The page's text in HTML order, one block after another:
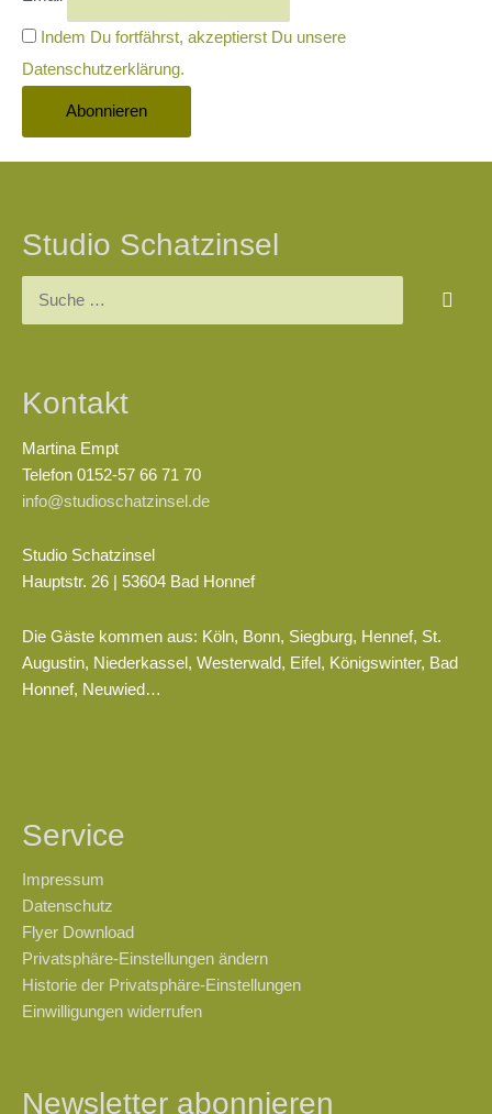
Indem Du fortfährst, akzeptierst Du unsere
Datenschutzerklärung.
Studio Schatzinsel
Kontakt
Martina Empt
Telefon 0152-57 66 71 70
info@studioschatzinsel.de
Studio Schatzinsel
Hauptstr. 26 | 53604 Bad Honnef
Die Gäste kommen aus: Köln, Bonn, Siegburg, Hennef, St.
Augustin, Niederkassel, Westerwald, Eifel, Königswinter, Bad
Honnef, Neuwied…
Service
Impressum
Datenschutz
Flyer Download
Privatsphäre-Einstellungen ändern
Historie der Privatsphäre-Einstellungen
Einwilligungen widerrufen
Newsletter abonnieren